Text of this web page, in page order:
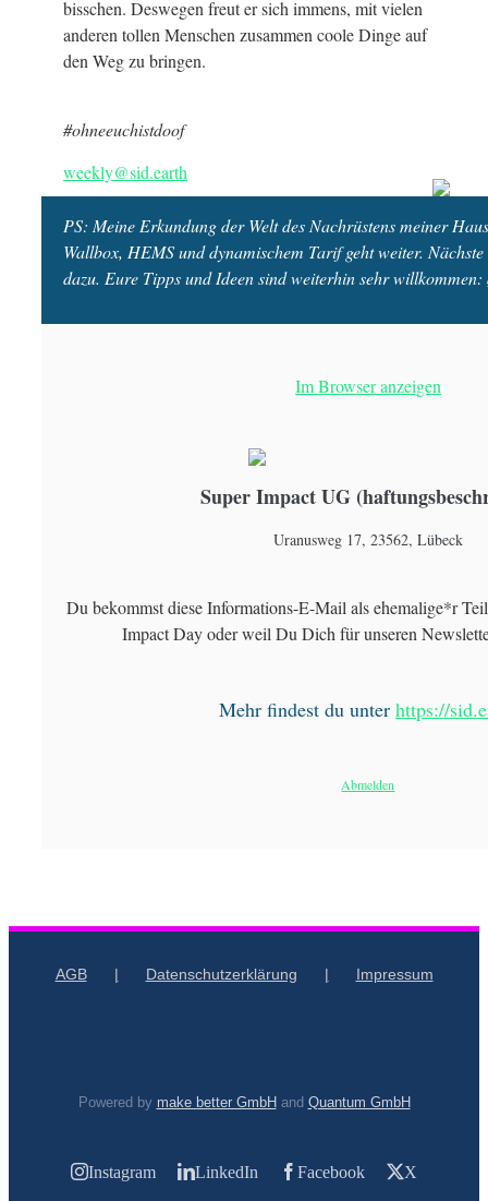
bisschen. Deswegen freut er sich immens, mit vielen
anderen tollen Menschen zusammen coole Dinge auf
den Weg zu bringen.
#ohneeuchistdoof
weekly@sid.earth
PS: Meine Erkundung der Welt des Nachrüstens meiner
Wallbox, HEMS und dynamischem Tarif geht weiter.
dazu. Eure Tipps und Ideen sind weiterhin sehr willkommen:
Im Browser anzeigen
Super Impact UG
Uranusweg 17, 23562, Lübeck
Du bekommst diese Informations-E-Mail als ehemalige*r
Impact Day oder weil Du Dich für unseren
Mehr findest du unter https://
Abmelden
AGB Datenschutzerklärung Impressum
Powered by make better GmbH and Quantum GmbH
Instagram LinkedIn Facebook X